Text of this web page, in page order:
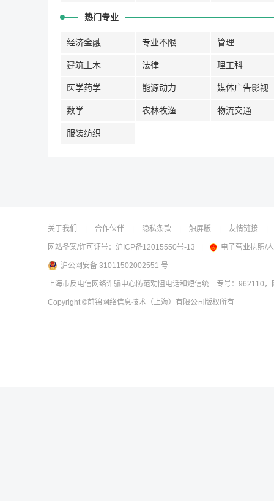
热门专业
经济金融 专业不限 管理
建筑土木 法律 理工科
医学药学 能源动力 媒体广告影视
数学 农林牧渔 物流交通
服装纺织
关于我们 合作伙伴 隐私条款 触屏版 友情链接
网站备案/许可证号： 沪ICP备12015550号-13 电子营业执照/
沪公网安备 31011502002551 号
上海市反电信网络诈骗中心防范劝阻电话和短信统一专号：962110
Copyright ©前锦网络信息技术（上海）有限公司 版权所有